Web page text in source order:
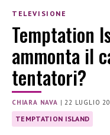
TELEVISIONE
Temptation
ammonta il
tentatori?
CHIARA NAVA | 22 LUGLIO
TEMPTATION ISLAND